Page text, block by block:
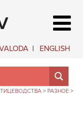
ENGLISH
> РАЗНОЕ >